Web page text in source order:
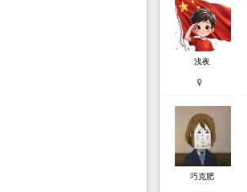
蓝色模板 紫色模板
欧莱凯APP端下载
浅夜
巧克肥